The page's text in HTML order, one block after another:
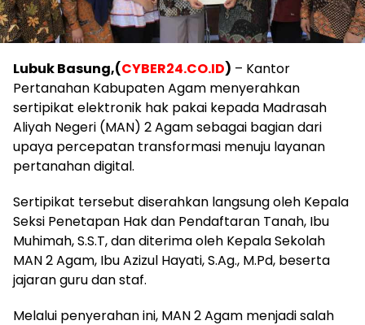
Lubuk Basung,(CYBER24.CO.ID) – Kantor
Pertanahan Kabupaten Agam menyerahkan
sertipikat elektronik hak pakai kepada Madrasah
Aliyah Negeri (MAN) 2 Agam sebagai bagian dari
upaya percepatan transformasi menuju layanan
pertanahan digital.
Sertipikat tersebut diserahkan langsung oleh Kepala
Seksi Penetapan Hak dan Pendaftaran Tanah, Ibu
Muhimah, S.S.T, dan diterima oleh Kepala Sekolah
MAN 2 Agam, Ibu Azizul Hayati, S.Ag., M.Pd, beserta
jajaran guru dan staf.
Melalui penyerahan ini, MAN 2 Agam menjadi salah